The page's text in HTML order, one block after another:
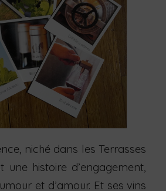
niché dans les Terrasses
une histoire d’engagement,
et d’amour. Et ses vins